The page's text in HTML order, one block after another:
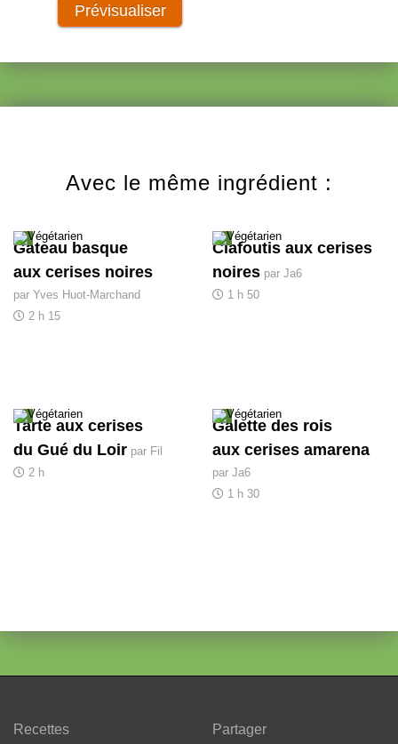
Avec le même ingrédient :
Gâteau basque
aux cerises noires
par Yves Huot-Marchand
2 h 15
Clafoutis aux cerises
noires par Ja6
1 h 50
Tarte aux cerises
du Gué du Loir par Fil
2 h
Galette des rois
aux cerises amarena
par Ja6
1 h 30
Recettes Partager